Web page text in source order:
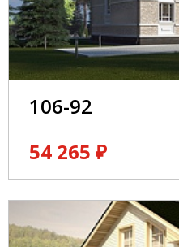
106-92
54 265 ₽